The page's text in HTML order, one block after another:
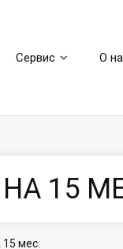
Сервис О
15
мес.